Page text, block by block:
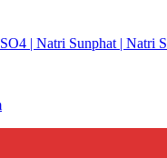
| Natri Sunphat | Natri